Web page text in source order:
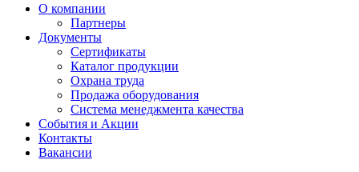
О компании
Партнеры
Документы
Сертификаты
Каталог продукции
Охрана труда
Продажа оборудования
Система менеджмента качества
События и Акции
Контакты
Вакансии